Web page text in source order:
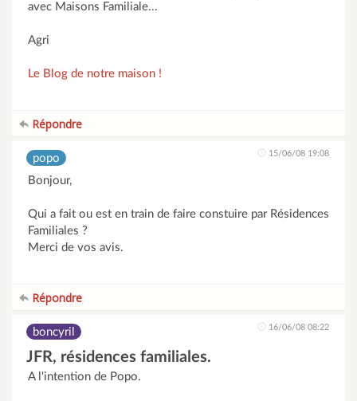
avec Maisons Familiale...
Agri
Le Blog de notre maison !
Répondre
popo 15/06/08 19:08
Bonjour,
Qui a fait ou est en train de faire constuire par Résidences
Familiales ?
Merci de vos avis.
Répondre
boncyril 16/06/08 08:22
JFR, résidences familiales.
A l'intention de Popo.